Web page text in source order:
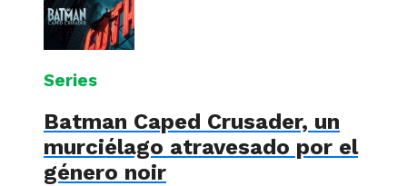
Series
Batman Caped Crusader, un
murciélago atravesado por el
género noir